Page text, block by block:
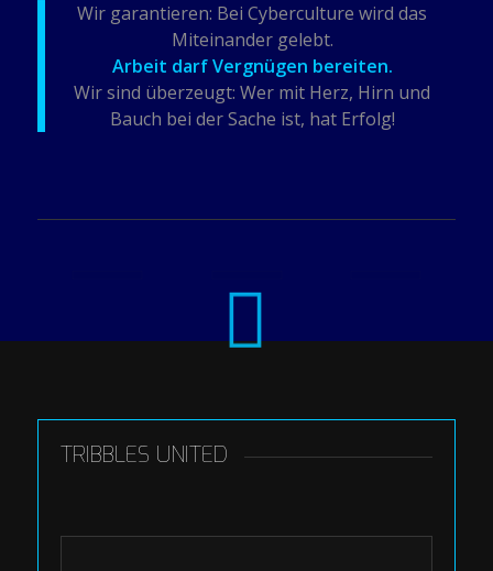
Wir garantieren: Bei Cyberculture wird das
Miteinander gelebt.
Arbeit darf Vergnügen bereiten.
Wir sind überzeugt: Wer mit Herz, Hirn und
Bauch bei der Sache ist, hat Erfolg!
TRIBBLES UNITED